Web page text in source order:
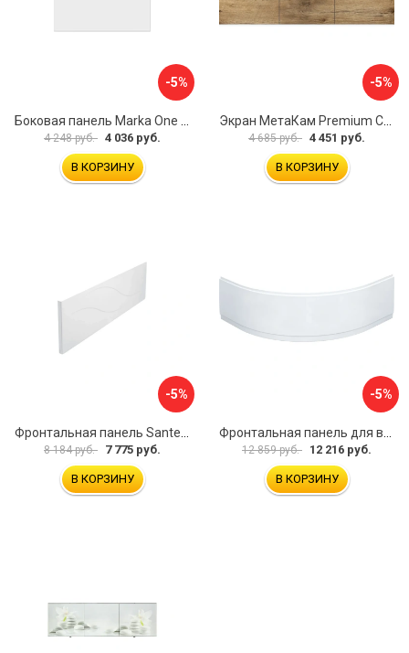
-5%
Боковая панель Marka One Flat 80 MG L 02бфл80мгл
4 248 руб. 4 036 руб.
В КОРЗИНУ
-5%
Экран МетаКам Premium Collection 4650208860133
4 685 руб. 4 451 руб.
В КОРЗИНУ
-5%
8 184 руб. 7 775 руб.
В КОРЗИНУ
-5%
12 859 руб. 12 216 руб.
В КОРЗИНУ